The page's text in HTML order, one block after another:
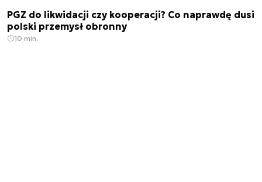
PGZ do likwidacji czy kooperacji? Co naprawdę dusi
polski przemysł obronny
10 min.